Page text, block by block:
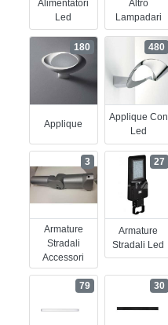
Alimentatori
Led
Altro
Lampadari
Applique
180
Applique Con
Led
480
Armature
Stradali
Accessori
3
Armature
Stradali Led
27
79 30